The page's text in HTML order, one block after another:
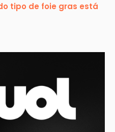
tipo de foie gras está